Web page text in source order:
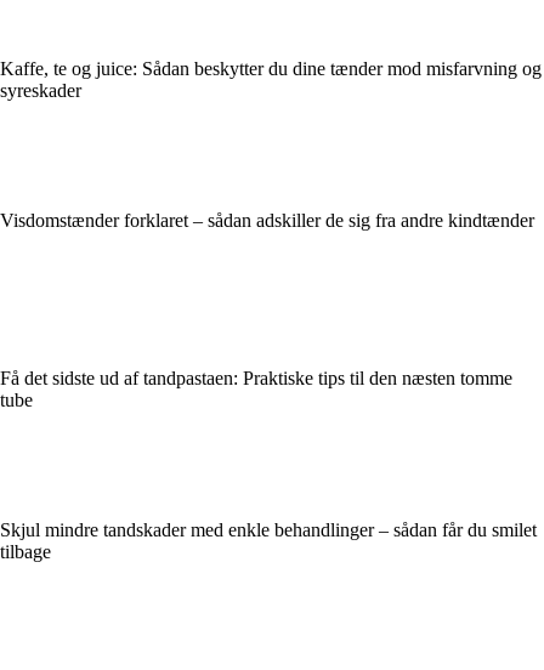
Kaffe, te og juice: Sådan beskytter du dine tænder mod misfarvning og
syreskader
Visdomstænder forklaret – sådan adskiller de sig fra andre kindtænder
Få det sidste ud af tandpastaen: Praktiske tips til den næsten tomme
tube
Skjul mindre tandskader med enkle behandlinger – sådan får du smilet
tilbage